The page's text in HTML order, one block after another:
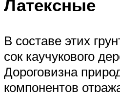
Латексные
В составе этих
сок каучукового
Дороговизна
компонентов